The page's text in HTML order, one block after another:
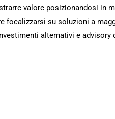
valore posizionandosi in
focalizzarsi su soluzioni a
alternativi e advisory